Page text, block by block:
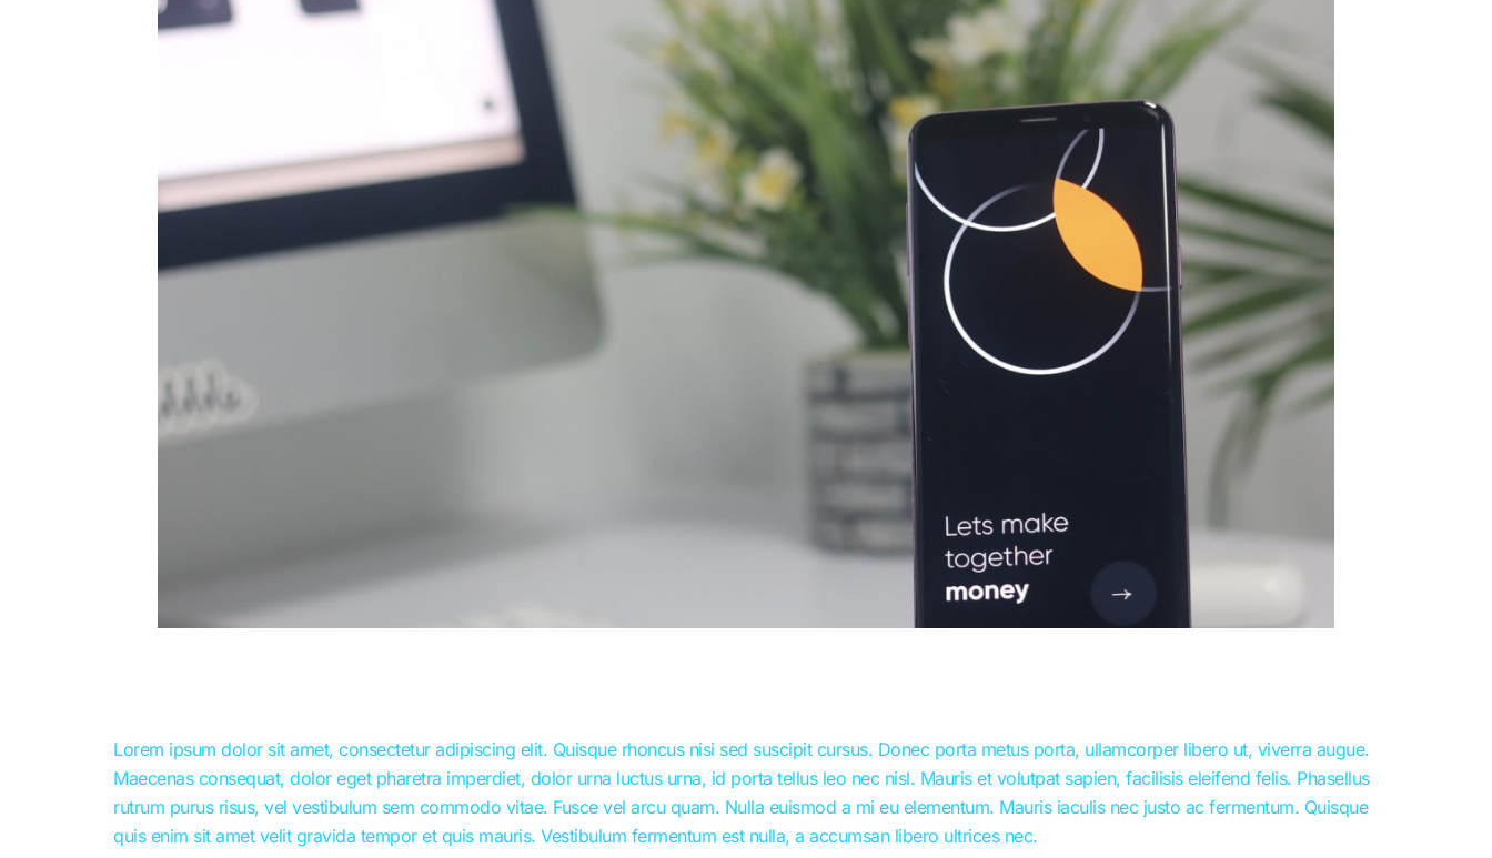
Lorem ipsum dolor sit amet, consectetur adipiscing elit. Quisque rhoncus nisi sed suscipit cursus. Donec porta metus porta, ullamcorper libero ut, viverra augue.
Maecenas consequat, dolor eget pharetra imperdiet, dolor urna luctus urna, id porta tellus leo nec nisl. Mauris et volutpat sapien, facilisis eleifend felis. Phasellus
rutrum purus risus, vel vestibulum sem commodo vitae. Fusce vel arcu quam. Nulla euismod a mi eu elementum. Mauris iaculis nec justo ac fermentum. Quisque
quis enim sit amet velit gravida tempor et quis mauris. Vestibulum fermentum est nulla, a accumsan libero ultrices nec.